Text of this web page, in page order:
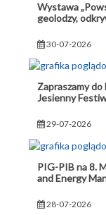
Wystawa
geolodzy,
30-07-2026
Zapraszamy
Jesienny
29-07-2026
PIG-PIB na 8.
and Energy
28-07-2026